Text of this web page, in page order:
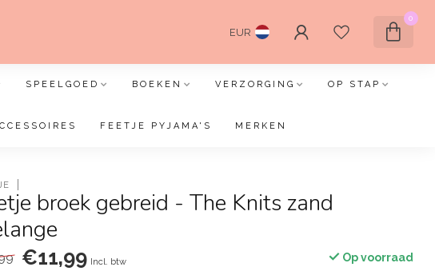
EUR
0
SPEELGOED BOEKEN VERZORGING OP STAP
FEETJE PYJAMA'S MERKEN
broek gebreid - The Knits zand
€11,99 Incl. btw Op voorraad